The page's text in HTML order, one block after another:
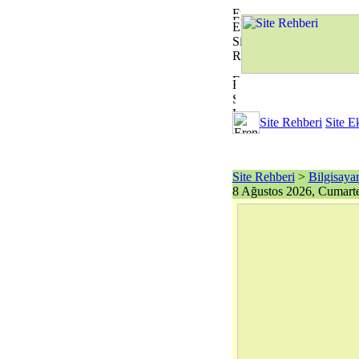
Site Rehberi Site
Site Rehberi >
8 Ağustos 2026,